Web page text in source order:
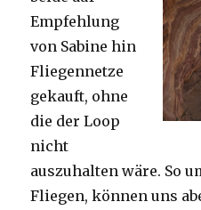
Empfehlung
von Sabine hin
Fliegennetze
gekauft, ohne
die der Loop
nicht
auszuhalten wäre. So
Fliegen, können uns